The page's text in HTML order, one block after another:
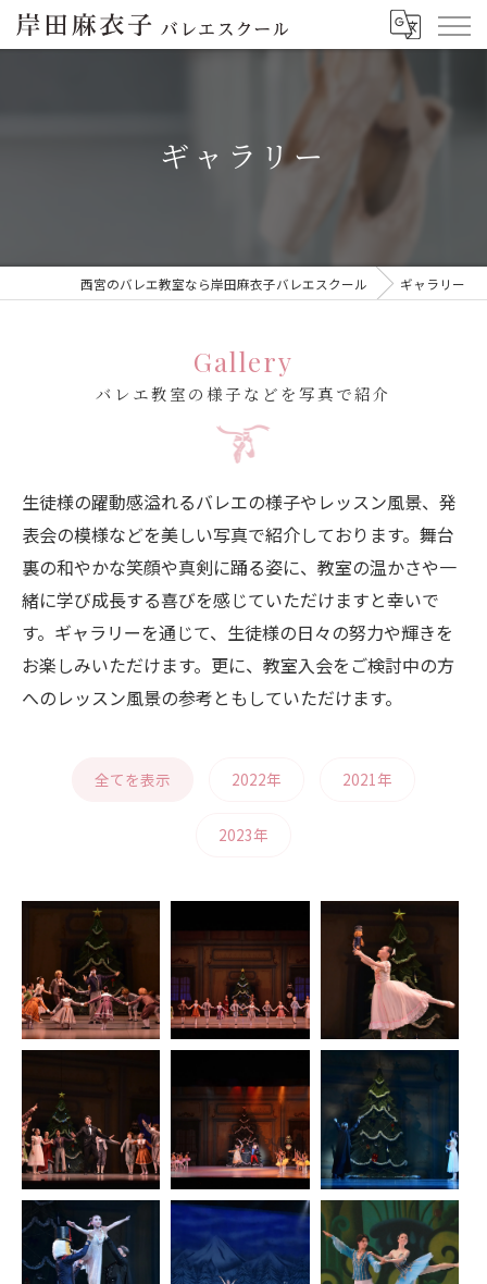
ギャラリー
西宮のバレエ教室なら岸田麻衣子バレエスクール ギャラリー
Gallery
バレエ教室の様子などを写真で紹介
生徒様の躍動感溢れるバレエの様子やレッスン風景、発
表会の模様などを美しい写真で紹介しております。舞台
裏の和やかな笑顔や真剣に踊る姿に、教室の温かさや一
緒に学び成長する喜びを感じていただけますと幸いで
す。ギャラリーを通じて、生徒様の日々の努力や輝きを
お楽しみいただけます。更に、教室入会をご検討中の方
へのレッスン風景の参考ともしていただけます。
全てを表示 2022年 2021年
2023年